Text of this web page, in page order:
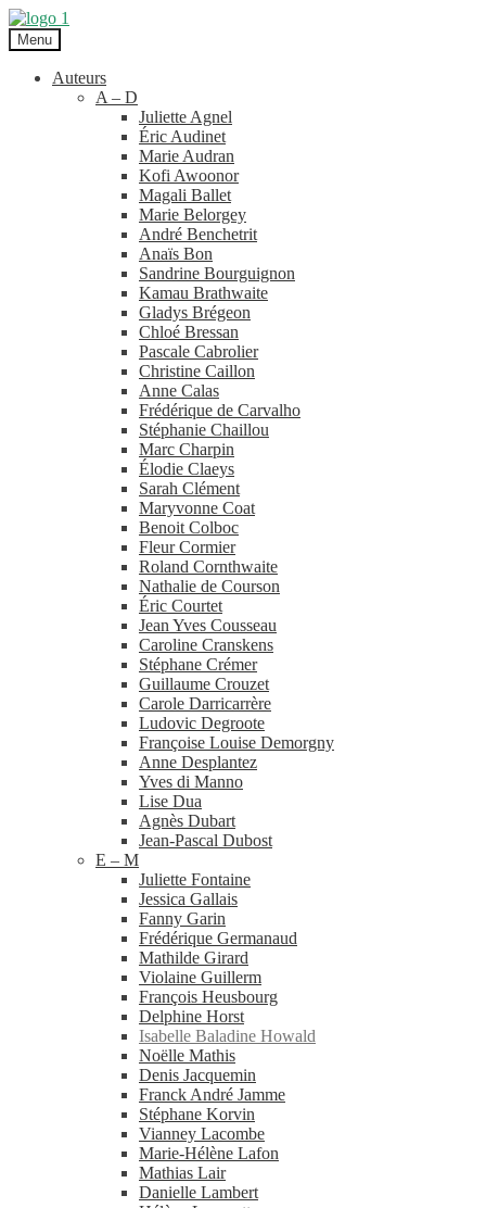
Aller
à
la
navigation
Aller
au
contenu
Menu
Auteurs
A – D
Juliette Agnel
Éric Audinet
Marie Audran
Kofi Awoonor
Magali Ballet
Marie Belorgey
André Benchetrit
Anaïs Bon
Sandrine Bourguignon
Kamau Brathwaite
Gladys Brégeon
Chloé Bressan
Pascale Cabrolier
Christine Caillon
Anne Calas
Frédérique de Carvalho
Stéphanie Chaillou
Marc Charpin
Élodie Claeys
Sarah Clément
Maryvonne Coat
Benoit Colboc
Fleur Cormier
Roland Cornthwaite
Nathalie de Courson
Éric Courtet
Jean Yves Cousseau
Caroline Cranskens
Stéphane Crémer
Guillaume Crouzet
Carole Darricarrère
Ludovic Degroote
Françoise Louise Demorgny
Anne Desplantez
Yves di Manno
Lise Dua
Agnès Dubart
Jean-​Pascal Dubost
E – M
Juliette Fontaine
Jessica Gallais
Fanny Garin
Frédérique Germanaud
Mathilde Girard
Violaine Guillerm
François Heusbourg
Delphine Horst
Isabelle Baladine Howald
Noëlle Mathis
Denis Jacquemin
Franck André Jamme
Stéphane Korvin
Vianney Lacombe
Marie-​Hélène Lafon
Mathias Lair
Danielle Lambert